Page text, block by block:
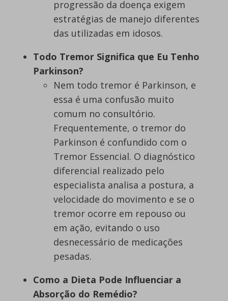
progressão da doença exigem
estratégias de manejo diferentes
das utilizadas em idosos.
Todo Tremor Significa que Eu Tenho
Parkinson?
Nem todo tremor é Parkinson, e
essa é uma confusão muito
comum no consultório.
Frequentemente, o tremor do
Parkinson é confundido com o
Tremor Essencial. O diagnóstico
diferencial realizado pelo
especialista analisa a postura, a
velocidade do movimento e se o
tremor ocorre em repouso ou
em ação, evitando o uso
desnecessário de medicações
pesadas.
Como a Dieta Pode Influenciar a
Absorção do Remédio?